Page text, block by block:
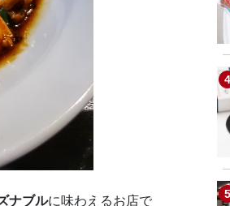
ナブルに味わえるお店で